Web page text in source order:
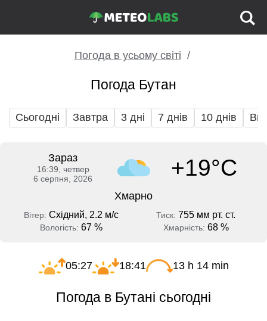
Погода в усьому світі
Погода Бутан
Сьогодні Завтра 3 дні 7 днів 10 днів
Зараз
16:39, четвер
6 серпня, 2026
+19°C
Хмарно
Вітер: Східний, 2.2 м/с Тиск: 755 мм рт. ст.
Вологість: 67 % Хмарність: 68 %
05:27 18:41 13 h 14 min
Погода в Бутані сьогодні